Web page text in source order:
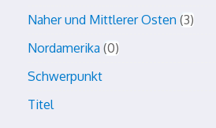
Naher und Mittlerer Osten 3
Nordamerika 0
Schwerpunkt
Titel